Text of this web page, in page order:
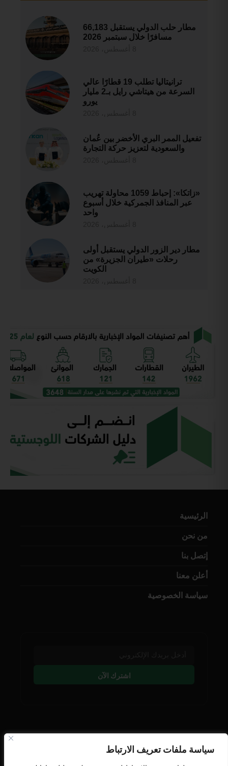
سياسة ملفات تعريف الارتباط
مطار حلب الدولي يستقبل 66,183
مسافرًا خلال سبتمبر 2026
ترانيتاليا تطلب 19 قطارًا عالي
السرعة من هيتاشي رايل بـ2 مليار
يورو
تفعيل الممر البري الأخضر بين عُمان
والسعودية لتعزيز حركة التجارة
«زاتكا»: إحباط 1059 محاولة تهريب
عبر المنافذ الجمركية خلال أسبوع
واحد
مطار دير الزور الدولي يستقبل أولى
رحلات «طيران الجزيرة» من
الكويت
الرئيسية
من نحن
إتصل بنا
أعلن معنا
سياسة الخصوصية
اشترك الآن